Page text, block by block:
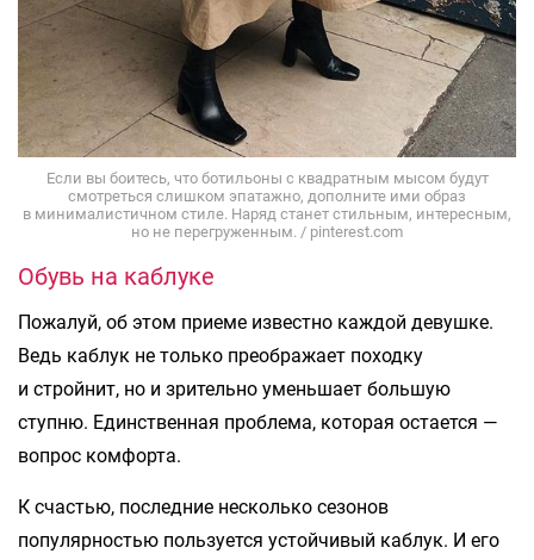
Если вы боитесь, что ботильоны с квадратным мысом будут
смотреться слишком эпатажно, дополните ими образ
в минималистичном стиле. Наряд станет стильным, интересным,
но не перегруженным. / pinterest.com
Обувь на каблуке
Пожалуй, об этом приеме известно каждой девушке.
Ведь каблук не только преображает походку
и стройнит, но и зрительно уменьшает большую
ступню. Единственная проблема, которая остается —
вопрос комфорта.
К счастью, последние несколько сезонов
популярностью пользуется устойчивый каблук. И его